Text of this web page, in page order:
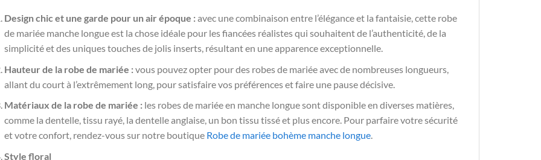
Design chic et une garde pour un air époque :avec une combinaison entre l’élégance et la fantaisie, cette robe
de mariée manche longue est la chose idéale pour les fiancées réalistes qui souhaitent de l’authenticité, de la
simplicité et des uniques touches de jolis inserts, résultant en une apparence exceptionnelle.
Hauteur de la robe de mariée :vous pouvez opter pour des robes de mariée avec de nombreuses longueurs,
allant du court à l’extrêmement long, pour satisfaire vos préférences et faire une pause décisive.
Matériaux de la robe de mariée :les robes de mariée en manche longue sont disponible en diverses matières,
comme la dentelle, tissu rayé, la dentelle anglaise, un bon tissu tissé et plus encore. Pour parfaire votre sécurité
et votre confort, rendez-vous sur notre boutique Robe de mariée bohème manche longue.
Style floral